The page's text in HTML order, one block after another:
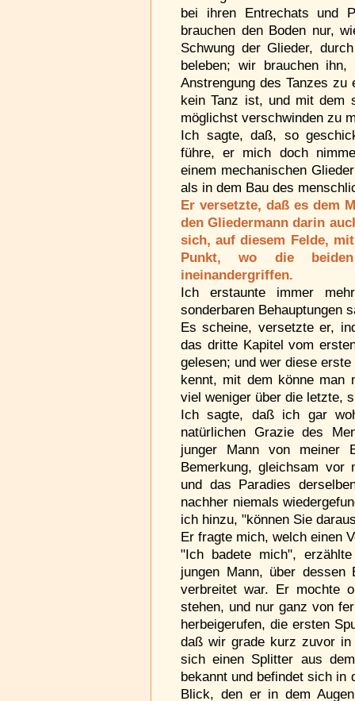
bei ihren Entrechats und
brauchen den Boden nur,
Schwung der Glieder,
beleben; wir brauchen
Anstrengung des Tanzes
kein Tanz ist, und mit dem
möglichst verschwinden zu
Ich sagte, daß, so
führe, er mich doch
einem mechanischen
als in dem Bau des
Er versetzte, daß es dem
den Gliedermann darin
sich, auf diesem Felde,
Punkt, wo die
ineinandergriffen.
Ich erstaunte immer
sonderbaren Behauptungen
Es scheine, versetzte er,
das dritte Kapitel vom
gelesen; und wer diese
kennt, mit dem könne man
viel weniger über die letzte,
Ich sagte, daß ich gar
natürlichen Grazie des
junger Mann von meiner
Bemerkung, gleichsam vor
und das Paradies
nachher niemals
ich hinzu, "können Sie
Er fragte mich, welch einen
"Ich badete mich",
jungen Mann, über dessen
verbreitet war. Er mochte
stehen, und nur ganz von
herbeigerufen, die ersten
daß wir grade kurz zuvor
sich einen Splitter aus
bekannt und befindet sich in
Blick, den er in dem